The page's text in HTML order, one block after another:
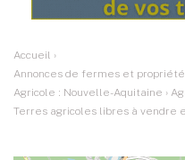
Accueil ›
Annonces de fermes et
Agricole : Nouvelle-Aquitaine ›
Terres agricoles libres à vendre